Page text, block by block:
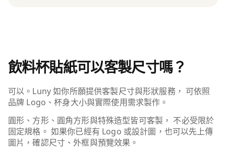
飲料杯貼紙可以客製尺寸嗎？
可以。Luny 如你所願提供客製尺寸與形狀服務， 可依照
品牌 Logo、杯身大小與實際使用需求製作。
圓形、方形、圓角方形與特殊造型皆可客製， 不必受限於
固定規格。 如果你已經有 Logo 或設計圖，也可以先上傳
圖片，確認尺寸、外框與預覽效果。